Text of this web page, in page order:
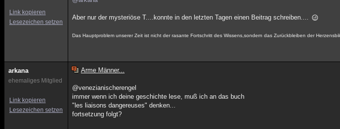
Link kopieren
Lesezeichen setzen
Aber nur der mysteriöse T....konnte in den letzten Tagen einen Beitrag schreiben....
Das Hauptproblem unserer Zeit ist nicht der rasante Fortschritt des Wissens,sondern das Zurückbleiben der
arkana
ehemaliges Mitglied
Link kopieren
Lesezeichen setzen
Arme Männer...
@venezianischerengel
immer wenn ich deine geschichte lese, muß ich an das buch
"les liaisons dangereuses" denken...
fortsetzung folgt?